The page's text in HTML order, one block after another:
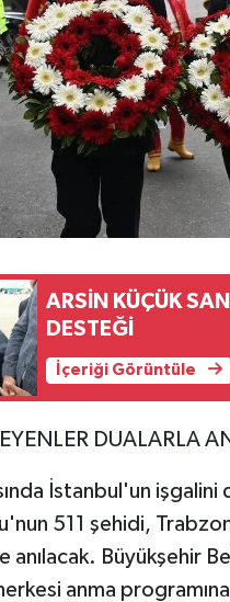
ARSİN KÜÇÜK
DESTEĞİ
İçeriği Görüntüle
DUALARLA
İstanbul'un
511 şehidi,
anılacak. Büyükşehir
anma